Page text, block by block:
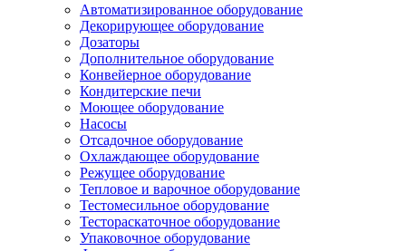
Автоматизированное оборудование
Декорирующее оборудование
Дозаторы
Дополнительное оборудование
Конвейерное оборудование
Кондитерские печи
Моющее оборудование
Насосы
Отсадочное оборудование
Охлаждающее оборудование
Режущее оборудование
Тепловое и варочное оборудование
Тестомесильное оборудование
Тестораскаточное оборудование
Упаковочное оборудование